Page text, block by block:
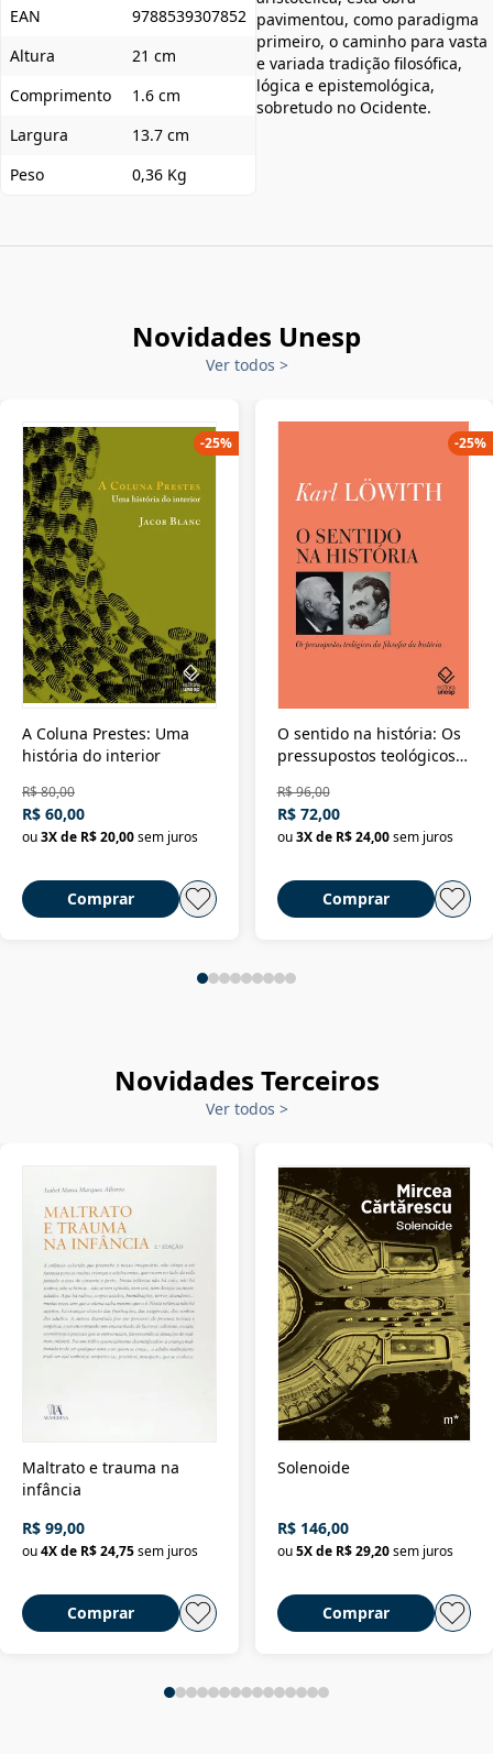
EAN
9788539307852
Altura
21 cm
Comprimento
1.6 cm
Largura
13.7 cm
Peso
0,36 Kg
pavimentou, como paradigma
primeiro, o caminho para vasta
e variada tradição filosófica,
lógica e epistemológica,
sobretudo no Ocidente.
Novidades Unesp
Ver todos >
A Coluna Prestes: Uma
história do interior
R$ 80,00
R$ 60,00
ou3X de R$ 20,00sem juros
Comprar
-25%
O sentido na história: Os
pressupostos teológicos
R$ 96,00
R$ 72,00
ou 3X de R$ 24,00 sem juros
Comprar
-25%
Novidades Terceiros
Ver todos >
Maltrato e trauma na
infância
R$ 99,00
ou4X de R$ 24,75sem juros
Comprar
Solenoide
R$ 146,00
ou 5X de R$ 29,20 sem juros
Comprar